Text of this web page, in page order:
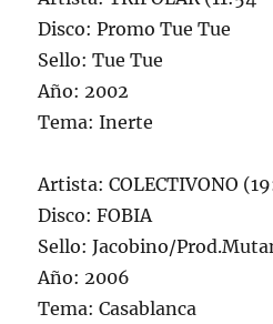
Disco: Promo Tue Tue
Sello: Tue Tue
Año: 2002
Tema: Inerte
Artista: COLECTIVONO
Disco: FOBIA
Sello: Jacobino/
Año: 2006
Tema: Casablanca